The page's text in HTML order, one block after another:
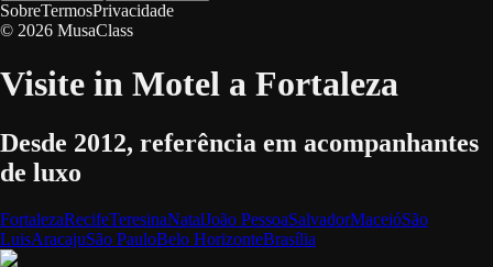
SobreTermosPrivacidade
© 2026 MusaClass
Visite in Motel a Fortaleza
Desde 2012, referência em acompanhantes
de luxo
FortalezaRecifeTeresinaNatalJoão PessoaSalvadorMaceióSão
LuisAracajuSão PauloBelo HorizonteBrasília